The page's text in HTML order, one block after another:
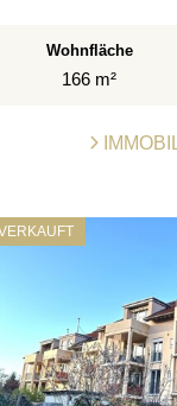
Wohnfläche
166 m²